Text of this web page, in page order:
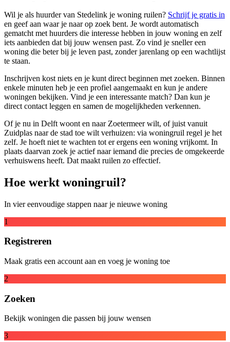
Wil je als huurder van Stedelink je woning ruilen? Schrijf je gratis in
en geef aan waar je naar op zoek bent. Je wordt automatisch
gematcht met huurders die interesse hebben in jouw woning en zelf
iets aanbieden dat bij jouw wensen past. Zo vind je sneller een
woning die beter bij je leven past, zonder jarenlang op een wachtlijst
te staan.
Inschrijven kost niets en je kunt direct beginnen met zoeken. Binnen
enkele minuten heb je een profiel aangemaakt en kun je andere
woningen bekijken. Vind je een interessante match? Dan kun je
direct contact leggen en samen de mogelijkheden verkennen.
Of je nu in Delft woont en naar Zoetermeer wilt, of juist vanuit
Zuidplas naar de stad toe wilt verhuizen: via woningruil regel je het
zelf. Je hoeft niet te wachten tot er ergens een woning vrijkomt. In
plaats daarvan zoek je actief naar iemand die precies de omgekeerde
verhuiswens heeft. Dat maakt ruilen zo effectief.
Hoe werkt woningruil?
In vier eenvoudige stappen naar je nieuwe woning
1
Registreren
Maak gratis een account aan en voeg je woning toe
2
Zoeken
Bekijk woningen die passen bij jouw wensen
3